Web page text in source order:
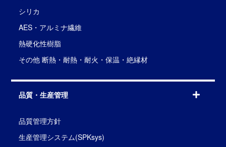
シリカ
AES・アルミナ繊維
熱硬化性樹脂
その他 断熱・耐熱・耐火・保温・絶縁材
品質・生産管理
品質管理方針
生産管理システム(SPKsys)